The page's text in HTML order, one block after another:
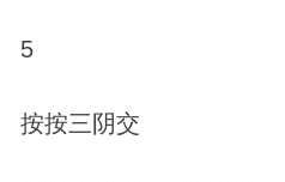
5
按按三阴交